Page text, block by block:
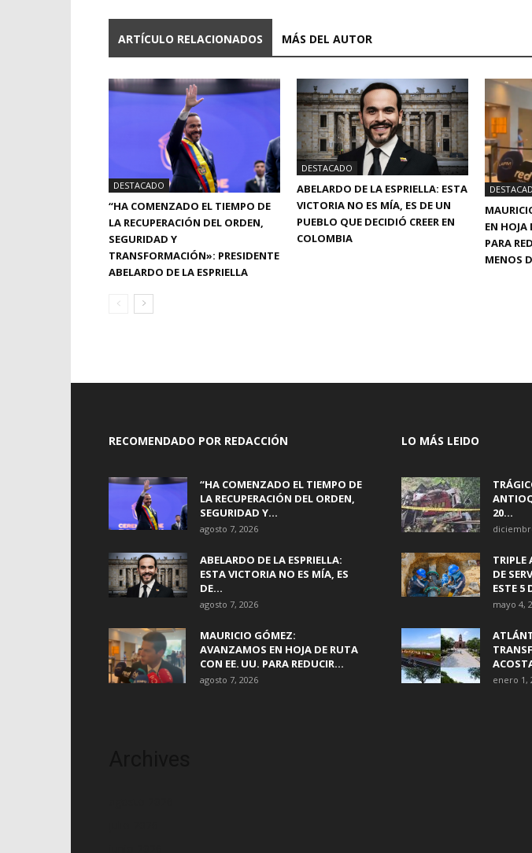
ARTÍCULO RELACIONADOS MÁS DEL AUTOR
DESTACADO
“HA COMENZADO EL TIEMPO DE
LA RECUPERACIÓN DEL ORDEN,
SEGURIDAD Y
TRANSFORMACIÓN»: PRESIDENTE
ABELARDO DE LA ESPRIELLA
DESTACADO
ABELARDO DE LA ESPRIELLA: ESTA
VICTORIA NO ES MÍA, ES DE UN
PUEBLO QUE DECIDIÓ CREER EN
COLOMBIA
EN HOJA
PARA
MENOS
RECOMENDADO POR REDACCIÓN
“HA COMENZADO EL TIEMPO DE
LA RECUPERACIÓN DEL ORDEN,
SEGURIDAD Y...
agosto 7, 2026
ABELARDO DE LA ESPRIELLA:
ESTA VICTORIA NO ES MÍA, ES
DE...
agosto 7, 2026
MAURICIO GÓMEZ:
AVANZAMOS EN HOJA DE RUTA
CON EE. UU. PARA REDUCIR...
agosto 7, 2026
LO MÁS LEIDO
20...
TRIPLE
DE
ESTE 5
mayo 4,
enero 1,